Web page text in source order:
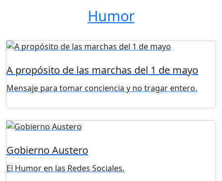
Humor
A propósito de las marchas del 1 de mayo
Mensaje para tomar conciencia y no tragar entero.
Gobierno Austero
El Humor en las Redes Sociales.